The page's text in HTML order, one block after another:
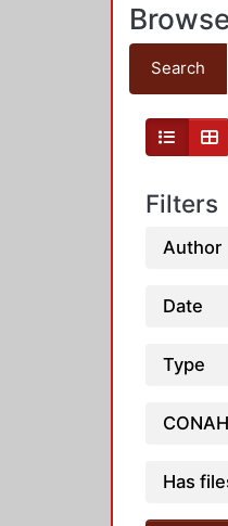
Search
Filters
Author
Date
Type
Has